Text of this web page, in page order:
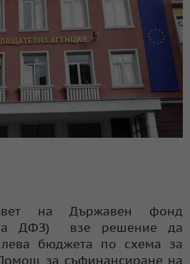
на Държавен фонд
ДФЗ) взе решение да
бюджета по схема за
за съфинансиране на